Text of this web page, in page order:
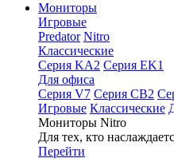
Мониторы
Игровые
Predator Nitro
Классические
Серия KA2 Серия EK1
Для офиса
Серия V7 Серия CB2
Игровые Классические
Мониторы Nitro
Для тех, кто
Перейти